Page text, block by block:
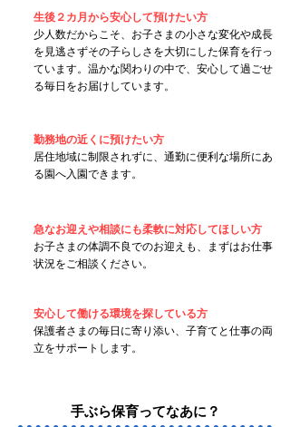
生後２カ月から安心して預けたい方
​少人数だからこそ、お子さまの小さな変化や成長
を見逃さずその子らしさを大切にした保育を行っ
ています。温かな関わりの中で、安心して過ごせ
る毎日をお届けしています。
勤務地の近くに預けたい方
居住地域に制限されずに、通勤に便利な場所にあ
る園へ入園できます。
急なお迎えや相談にも柔軟に対応してほしい方
お子さまの体調不良でのお迎えも、まずはお仕事
状況をご相談ください。
安心して働ける環境を探している方
​保護者さまの毎日に寄り添い、子育てと仕事の両
立をサポートします。
​手ぶら保育ってなあに？